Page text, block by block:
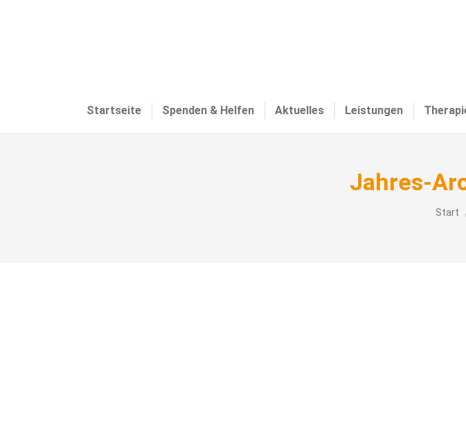
Startseite Spenden & Helfen Aktuelles Leistungen
Jahres-
Sie
Start